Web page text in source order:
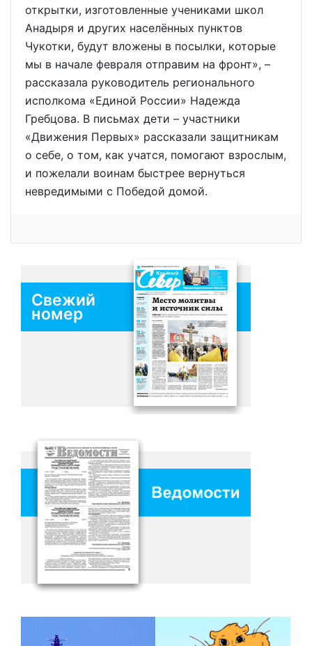
открытки, изготовленные учениками школ
Анадыря и других населённых пунктов
Чукотки, будут вложены в посылки, которые
мы в начале февраля отправим на фронт», –
рассказала руководитель регионального
исполкома «Единой России» Надежда
Гребцова. В письмах дети – участники
«Движения Первых» рассказали защитникам
о себе, о том, как учатся, помогают взрослым,
и пожелали воинам быстрее вернуться
невредимыми с Победой домой.
Свежий
номер